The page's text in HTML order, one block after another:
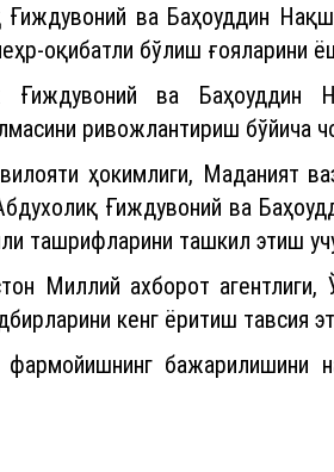
ва Баҳоуддин
оқибатли бўлиш ғояларини
Ғиждувоний ва Баҳоуддин
ривожлантириш бўйича
ҳокимлиги, Маданият
Ғиждувоний ва
ташрифларини ташкил этиш
Миллий ахборот
кенг ёритиш тавсия
бажарилишини